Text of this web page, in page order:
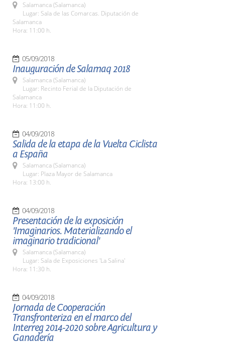
Salamanca (Salamanca)
Lugar: Sala de las Comarcas. Diputación de
Salamanca
Hora: 11:00 h.
05/09/2018
Inauguración de Salamaq 2018
Salamanca (Salamanca)
Lugar: Recinto Ferial de la Diputación de
Salamanca
Hora: 11:00 h.
04/09/2018
Salida de la etapa de la Vuelta Ciclista
a España
Salamanca (Salamanca)
Lugar: Plaza Mayor de Salamanca
Hora: 13:00 h.
04/09/2018
Presentación de la exposición
'Imaginarios. Materializando el
imaginario tradicional'
Salamanca (Salamanca)
Lugar: Sala de Exposiciones 'La Salina'
Hora: 11:30 h.
04/09/2018
Jornada de Cooperación
Transfronteriza en el marco del
Interreg 2014-2020 sobre Agricultura y
Ganadería